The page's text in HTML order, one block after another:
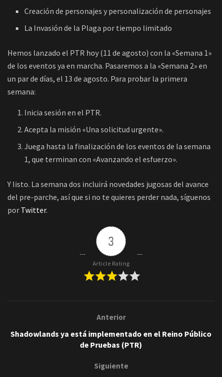
Creación de personajes y personalización de personajes
La Invasión de la Plaga por tiempo limitado
Hemos lanzado el PTR hoy (11 de agosto) con la «Semana 1»
de los eventos ya en marcha. Pasaremos a la «Semana 2» en
un par de días, el 13 de agosto. Para probar la primera
semana:
Inicia sesión en el PTR.
Acepta la misión «Una solicitud urgente».
Juega hasta la finalización de los eventos de la semana
1, que terminan con «Avanzando el esfuerzo».
Y listo. La semana dos incluirá novedades jugosas del avance
del pre-parche, así que si no te quieres perder nada, síguenos
por Twitter.
3
Article Rating
Anterior
Shadowlands ya está implementado en el Reino Público
de Pruebas (PTR)
Siguiente